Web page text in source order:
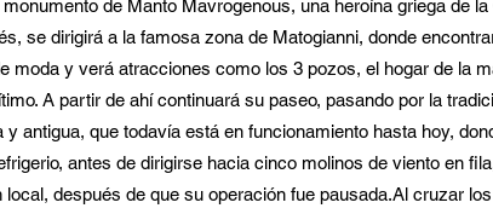
de Manto Mavrogenous, una heroína griega de
se dirigirá a la famosa zona de Matogianni, donde
moda y verá atracciones como los 3 pozos, el hogar de la
A partir de ahí continuará su paseo, pasando por la
y antigua, que todavía está en funcionamiento hasta hoy,
antes de dirigirse hacia cinco molinos de viento en
después de que su operación fue pausada.Al cruzar